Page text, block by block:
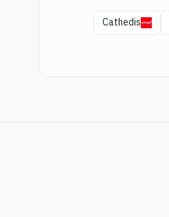
Cathedis